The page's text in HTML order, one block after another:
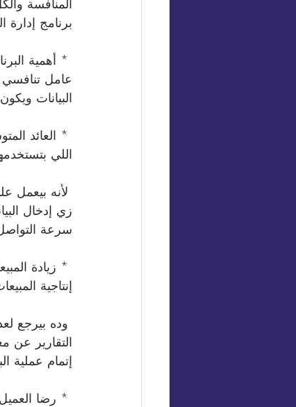
برنامج
عامل
البيانات
* العائد
اللي بتستخدمها هو 8.71 دولار لكل دولار الشركة
لأنه بيعمل
زي إدخال
سرعة
إنتاجية
وده بيرجع
التقارير عن
إتمام عملية